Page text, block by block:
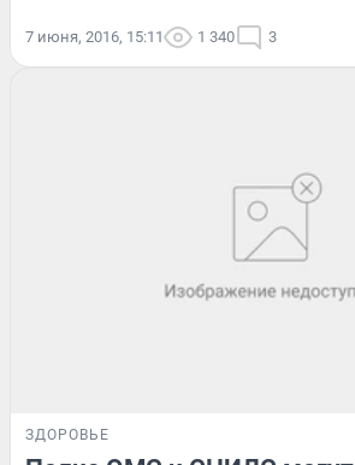
7 июня, 2016, 15:11 1 340 3
ЗДОРОВЬЕ